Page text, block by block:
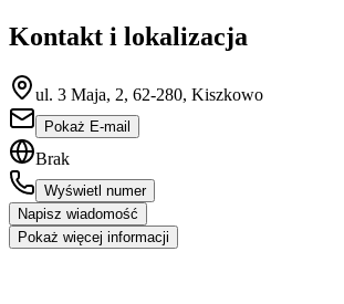
Kontakt i lokalizacja
ul. 3 Maja, 2, 62-280, Kiszkowo
Pokaż E-mail
Brak
Wyświetl numer
Napisz wiadomość
Pokaż więcej informacji